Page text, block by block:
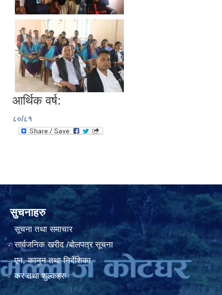
नियमित खाेप केन्द्र विवरण
आर्थिक वर्ष:
८०/८१
सुचनाहरु
सूचना तथा समाचार
सार्वजनिक खरीद /बोलपत्र सूचना
एन, कानुन तथा निर्देशिका
कर तथा शुल्कहरु